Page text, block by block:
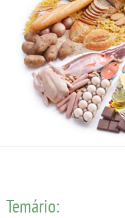
Temário: